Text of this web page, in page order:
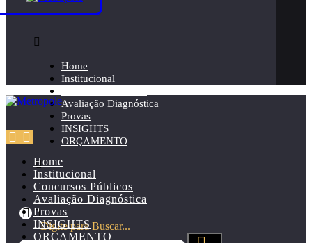
Home
Institucional
Avaliação Diagnóstica
Provas
INSIGHTS
ORÇAMENTO
Digite para Buscar...
Home
Institucional
Concursos Públicos
Avaliação Diagnóstica
Provas
INSIGHTS
ORÇAMENTO